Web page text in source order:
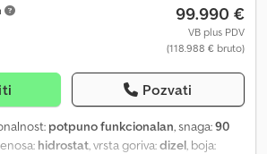
99.990 €
VB plus PDV
(118.988 € bruto)
Pozvati
potpuno funkcionalan, snaga:90
hidrostat, vrsta goriva:dizel, boja: